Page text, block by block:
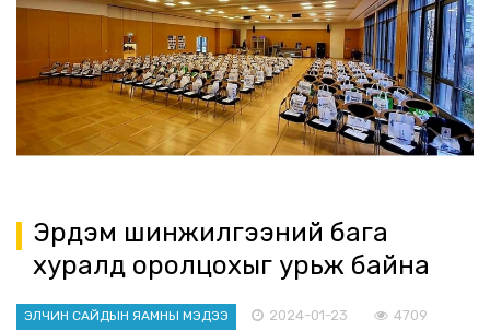
Эрдэм шинжилгээний бага
хуралд оролцохыг урьж байна
ЭЛЧИН САЙДЫН ЯАМНЫ МЭДЭЭ 2024-01-23 4709